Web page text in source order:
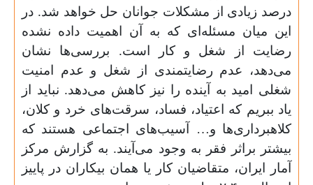
درصد زیادی از مشکلات جوانان حل خواهد شد. در
این میان مسئله‌ای که به آن اهمیت داده نشده
رضایت از شغل و کار است. بررسی‌ها نشان
می‌دهد، عدم رضایتمندی از شغل و عدم امنیت
شغلی امید به آینده را نیز کاهش می‌دهد. نباید از
یاد ببریم که اعتیاد، فساد، سرقت‌های خرد و کلان،
کلاهبرداری‌ها و… آسیب‌های اجتماعی هستند که
بیشتر براثر فقر به وجود می‌آیند. به گزارش مرکز
آمار ایران، متقاضیان کار یا همان بیکاران در پاییز